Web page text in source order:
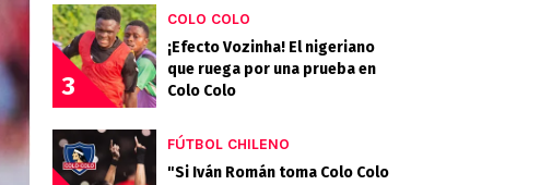
3
COLO COLO
¡Efecto Vozinha! El nigeriano
que ruega por una prueba en
Colo Colo
FÚTBOL CHILENO
"Si Iván Román toma Colo Colo